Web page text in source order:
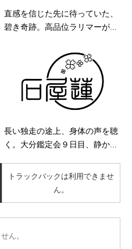
直感を信じた先に待っていた、
碧き奇跡。高品位ラリマーが...
長い独走の途上、身体の声を聴
く。大分鑑定会９日目、静か...
トラックバックは利用できませ
ん。
ん。